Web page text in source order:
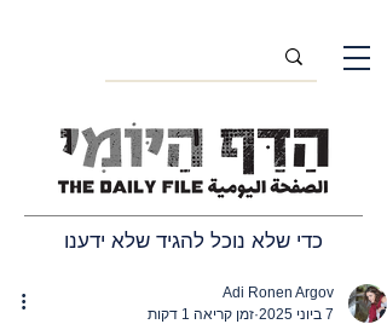
כדי שלא נוכל להגיד שלא ידענו
Adi Ronen Argov
7 ביוני 2025
זמן קריאה 1 דקות